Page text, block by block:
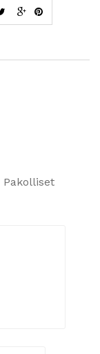
Pakolliset